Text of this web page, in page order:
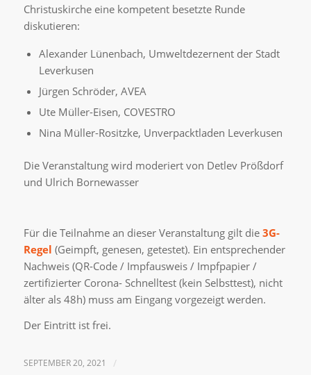
Christuskirche eine kompetent besetzte Runde
diskutieren:
Alexander Lünenbach, Umweltdezernent der Stadt
Leverkusen
Jürgen Schröder, AVEA
Ute Müller-Eisen, COVESTRO
Nina Müller-Rositzke, Unverpacktladen Leverkusen
Die Veranstaltung wird moderiert von Detlev Prößdorf
und Ulrich Bornewasser
Für die Teilnahme an dieser Veranstaltung gilt die 3G-
Regel (Geimpft, genesen, getestet). Ein entsprechender
Nachweis (QR-Code / Impfausweis / Impfpapier /
zertifizierter Corona- Schnelltest (kein Selbsttest), nicht
älter als 48h) muss am Eingang vorgezeigt werden.
Der Eintritt ist frei.
SEPTEMBER 20, 2021 /